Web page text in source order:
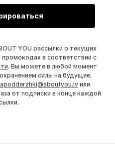
YOU рассылки о текущих
в соответствии с
. Вы можете в любой момент
силы на будущее,
или
от подписки в конце каждой